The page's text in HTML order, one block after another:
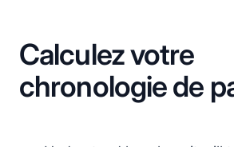
Calculez votre
chronologie de